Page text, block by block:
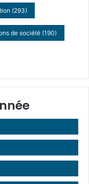
(293)
de société (190)